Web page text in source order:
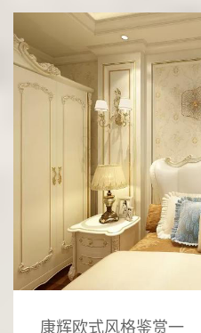
康辉欧式风格鉴赏一